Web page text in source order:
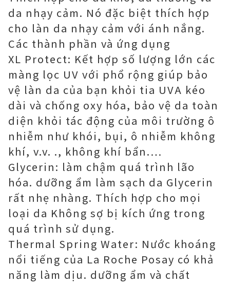
da nhạy cảm. Nó đặc biệt thích hợp
cho làn da nhạy cảm với ánh nắng.
Các thành phần và ứng dụng
XL Protect: Kết hợp số lượng lớn các
màng lọc UV với phổ rộng giúp bảo
vệ làn da của bạn khỏi tia UVA kéo
dài và chống oxy hóa, bảo vệ da toàn
diện khỏi tác động của môi trường ô
nhiễm như khói, bụi, ô nhiễm không
khí, v.v. ., không khí bẩn.…
Glycerin: làm chậm quá trình lão
hóa. dưỡng ẩm làm sạch da Glycerin
rất nhẹ nhàng. Thích hợp cho mọi
loại da Không sợ bị kích ứng trong
quá trình sử dụng.
Thermal Spring Water: Nước khoáng
nổi tiếng của La Roche Posay có khả
năng làm dịu. dưỡng ẩm và chất